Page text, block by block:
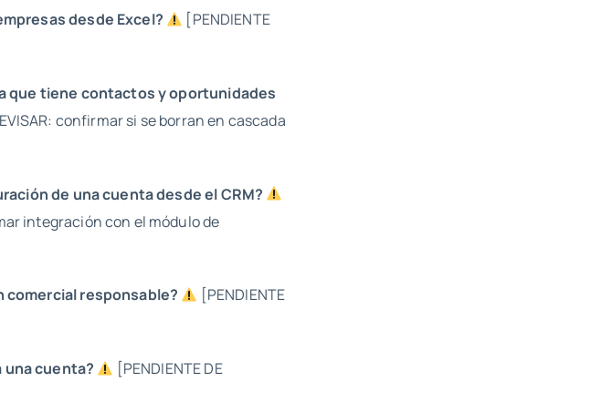
desde Excel?
[PENDIENTE
que tiene contactos y oportunidades
confirmar si se borran en cascada
de una cuenta desde el CRM?
integración con el módulo de
comercial responsable?
[PENDIENTE
cuenta?
[PENDIENTE DE